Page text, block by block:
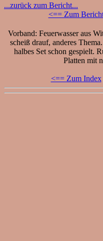
...zurück zum Bericht...
<== Zum
Vorband: Feuerwasser aus
scheiß drauf, anderes
halbes Set schon gespielt.
Platten mit
<== Zum Index